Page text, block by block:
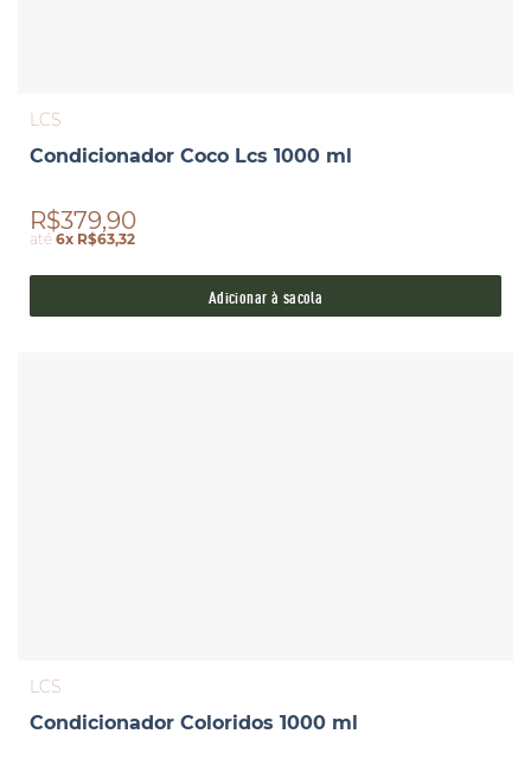
LCS
Condicionador Coco Lcs 1000 ml
R$379,90
até6x R$63,32
Adicionar à sacola
LCS
Condicionador Coloridos 1000 ml